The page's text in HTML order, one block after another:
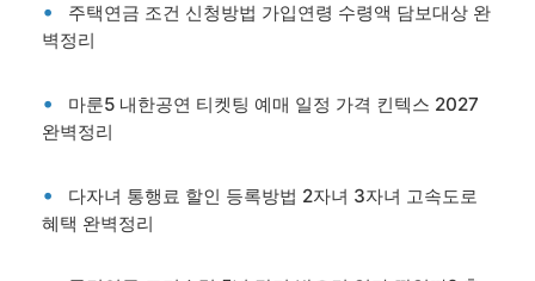
주택연금 조건 신청방법 가입연령 수령액 담보대상 완
벽정리
마룬5 내한공연 티켓팅 예매 일정 가격 킨텍스 2027
완벽정리
다자녀 통행료 할인 등록방법 2자녀 3자녀 고속도로
혜택 완벽정리